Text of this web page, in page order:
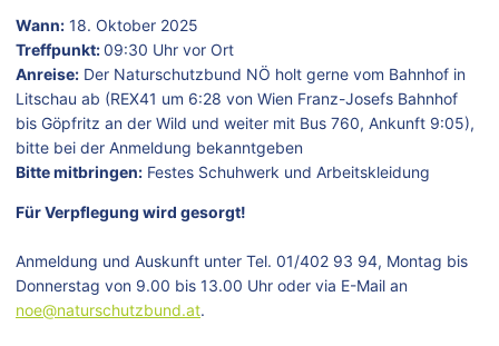
Wann: 18. Oktober 2025
Treffpunkt:09:30 Uhr vor Ort
Anreise: Der Naturschutzbund NÖ holt gerne vom Bahnhof in
Litschau ab (REX41 um 6:28 von Wien Franz-Josefs Bahnhof
bis Göpfritz an der Wild und weiter mit Bus 760, Ankunft 9:05),
bitte bei der Anmeldung bekanntgeben
Bitte mitbringen: Festes Schuhwerk und Arbeitskleidung
Für Verpflegung wird gesorgt!
Anmeldung und Auskunft unter Tel. 01/402 93 94, Montag bis
Donnerstag von 9.00 bis 13.00 Uhr oder via E-Mail an
noe@naturschutzbund.at.